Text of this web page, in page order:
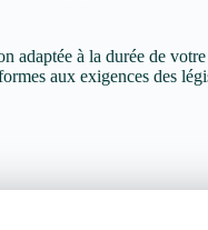
adaptée à la durée de
aux exigences des